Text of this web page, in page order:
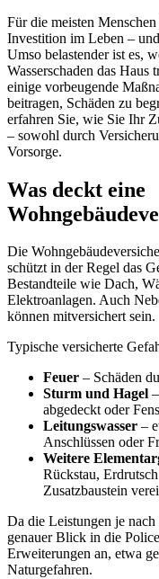
Für die meisten
Investition im Leben –
Umso belastender ist es,
Wasserschaden das
einige vorbeugende
beitragen, Schäden zu
erfahren Sie, wie Sie Ihr
– sowohl durch
Vorsorge.
Was deckt eine
Die
schützt in der Regel das
Bestandteile wie Dach,
Elektroanlagen. Auch
können mitversichert sein.
Typische versicherte
Feuer – Schäden
Sturm und Hagel
abgedeckt oder
Leitungswasser –
Anschlüssen oder
Weitere
Rückstau,
Zusatzbaustein
Da die Leistungen je
genauer Blick in die
Erweiterungen an, etwa
Naturgefahren.